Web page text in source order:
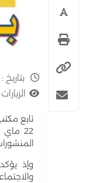
بتاريخ :
تابع
وإذ